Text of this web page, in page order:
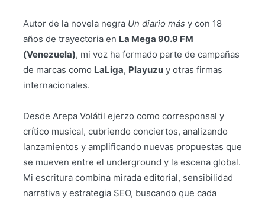
Autor de la novela negra Un diario más y con 18
años de trayectoria en La Mega 90.9 FM
(Venezuela), mi voz ha formado parte de campañas
de marcas como LaLiga, Playuzuy otras firmas
internacionales.
Desde Arepa Volátil ejerzo como corresponsal y
crítico musical, cubriendo conciertos, analizando
lanzamientos y amplificando nuevas propuestas que
se mueven entre el underground y la escena global.
Mi escritura combina mirada editorial, sensibilidad
narrativa y estrategia SEO, buscando que cada